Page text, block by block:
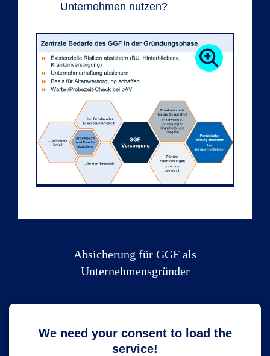
Unternehmen nutzen?
Absicherung für GGF als
Unternehmensgründer
We need your consent to load the
service!